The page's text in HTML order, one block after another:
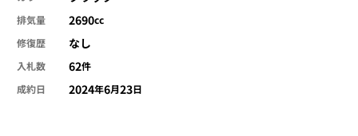
排気量 2690cc
修復歴
なし
入札数 62件
成約日
2024年6月23日